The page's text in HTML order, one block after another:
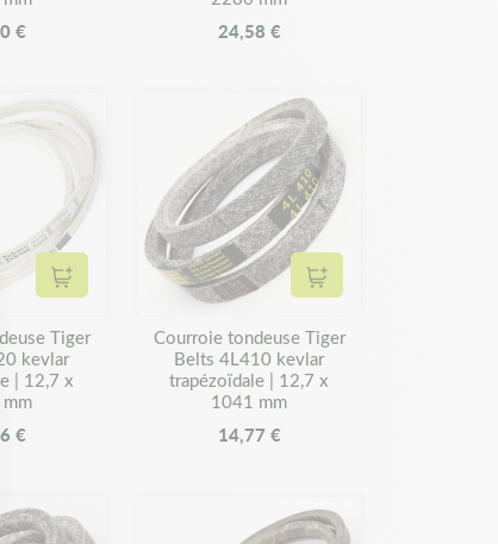
€ 24,58 €
Ajouter au panier
Tiger
kevlar
| 12,7 x
mm
€
Ajouter au panier
Courroie tondeuse Tiger
Belts 4L410 kevlar
trapézoïdale | 12,7 x
1041 mm
14,77 €